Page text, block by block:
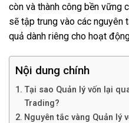
còn và thành công bền vững
sẽ tập trung vào các nguyên
quả dành riêng cho hoạt
Nội dung chính
Tại sao Quản lý vốn lại
Trading?
Nguyên tắc vàng Quản lý